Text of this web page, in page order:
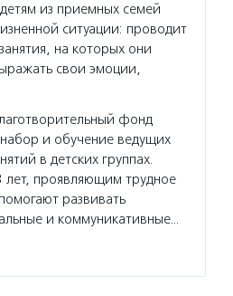
из приемных семей
ситуации: проводит
на которых они
свои эмоции,
фонд
и обучение ведущих
в детских группах.
проявляющим трудное
развивать
и коммуникативные…